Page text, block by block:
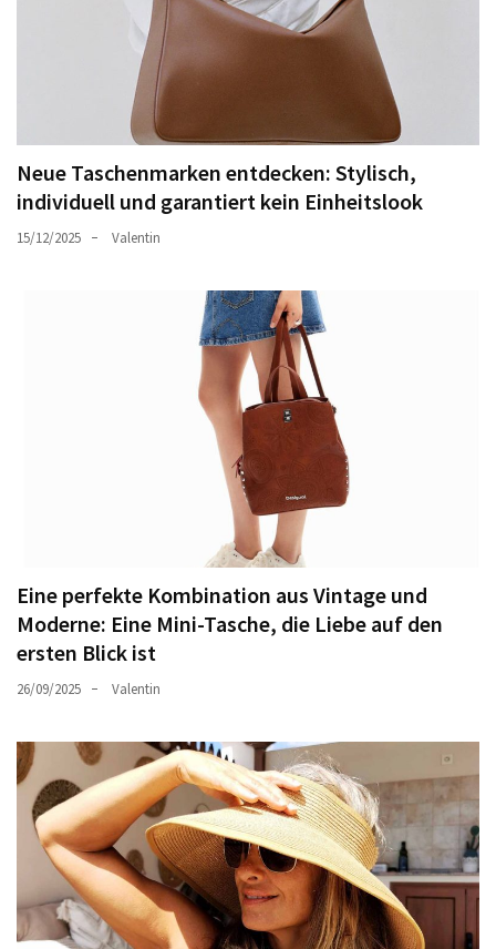
Neue Taschenmarken entdecken: Stylisch,
individuell und garantiert kein Einheitslook
15/12/2025 Valentin
Eine perfekte Kombination aus Vintage und
Moderne: Eine Mini-Tasche, die Liebe auf den
ersten Blick ist
26/09/2025 Valentin